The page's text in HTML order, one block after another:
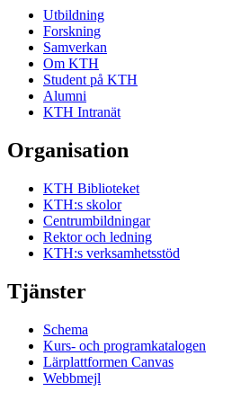
Utbildning
Forskning
Samverkan
Om KTH
Student på KTH
Alumni
KTH Intranät
Organisation
KTH Biblioteket
KTH:s skolor
Centrumbildningar
Rektor och ledning
KTH:s verksamhetsstöd
Tjänster
Schema
Kurs- och programkatalogen
Lärplattformen Canvas
Webbmejl